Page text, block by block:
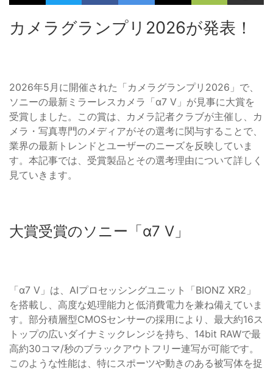
カメラグランプリ2026が発表！
2026年5月に開催された「カメラグランプリ2026」で、
ソニーの最新ミラーレスカメラ「α7 V」が見事に大賞を
受賞しました。この賞は、カメラ記者クラブが主催し、カ
メラ・写真専門のメディアがその選考に関与することで、
業界の最新トレンドとユーザーのニーズを反映していま
す。本記事では、受賞製品とその選考理由について詳しく
見ていきます。
大賞受賞のソニー「α7 V」
「α7 V」は、AIプロセッシングユニット「BIONZ XR2」
を搭載し、高度な処理能力と低消費電力を兼ね備えていま
す。部分積層型CMOSセンサーの採用により、最大約16ス
トップの広いダイナミックレンジを持ち、14bit RAWで最
高約30コマ/秒のブラックアウトフリー連写が可能です。
このような性能は、特にスポーツや動きのある被写体を捉